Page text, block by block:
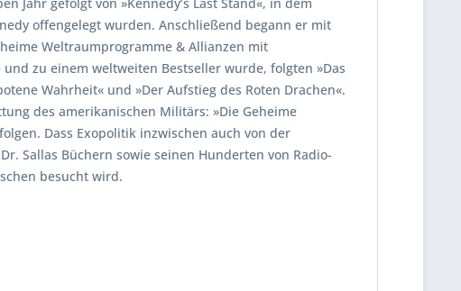
offengelegt wurden. Anschließend begann er mit
Weltraumprogramme & Allianzen mit
zu einem weltweiten Bestseller wurde, folgten »Das
Wahrheit« und »Der Aufstieg des Roten Drachen«.
des amerikanischen Militärs: »Die Geheime
Dass Exopolitik inzwischen auch von der
Sallas Büchern sowie seinen Hunderten von Radio-
besucht wird.